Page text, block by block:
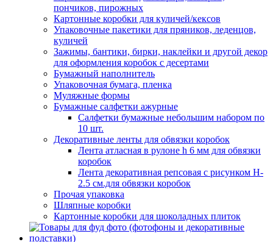
пончиков, пирожных
Картонные коробки для куличей/кексов
Упаковочные пакетики для пряников, леденцов,
куличей
Зажимы, бантики, бирки, наклейки и другой декор
для оформления коробок с десертами
Бумажный наполнитель
Упаковочная бумага, пленка
Муляжные формы
Бумажные салфетки ажурные
Салфетки бумажные небольшим набором по
10 шт.
Декоративные ленты для обвязки коробок
Лента атласная в рулоне h 6 мм для обвязки
коробок
Лента декоративная репсовая с рисунком H-
2.5 см.для обвязки коробок
Прочая упаковка
Шляпные коробки
Картонные коробки для шоколадных плиток